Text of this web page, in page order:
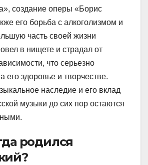
создание оперы «Борис
его борьба с алкоголизмом и
часть своей жизни
в нищете и страдал от
что серьезно
его здоровье и творчестве.
наследие и его вклад
музыки до сих пор остаются
родился